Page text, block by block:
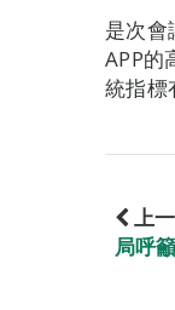
是次會
APP的
統指標
上
局呼